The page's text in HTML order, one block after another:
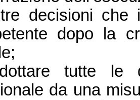
decisioni che
dopo la
tutte le
da una